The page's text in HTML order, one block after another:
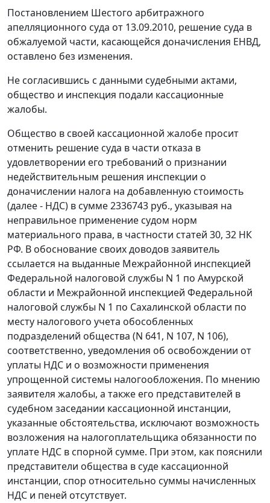
Постановлением Шестого арбитражного
апелляционного суда от 13.09.2010, решение суда в
обжалуемой части, касающейся доначисления ЕНВД,
оставлено без изменения.
Не согласившись с данными судебными актами,
общество и инспекция подали кассационные
жалобы.
Общество в своей кассационной жалобе просит
отменить решение суда в части отказа в
удовлетворении его требований о признании
недействительным решения инспекции о
доначислении налога на добавленную стоимость
(далее - НДС) в сумме 2336743 руб., указывая на
неправильное применение судом норм
материального права, в частности статей 30, 32 НК
РФ. В обоснование своих доводов заявитель
ссылается на выданные Межрайонной инспекцией
Федеральной налоговой службы N 1 по Амурской
области и Межрайонной инспекцией Федеральной
налоговой службы N 1 по Сахалинской области по
месту налогового учета обособленных
подразделений общества (N 641, N 107, N 106),
соответственно, уведомления об освобождении от
уплаты НДС и о возможности применения
упрощенной системы налогообложения. По мнению
заявителя жалобы, а также его представителей в
судебном заседании кассационной инстанции,
указанные обстоятельства, исключают возможность
возложения на налогоплательщика обязанности по
уплате НДС в спорной сумме. При этом, как пояснили
представители общества в суде кассационной
инстанции, спор относительно суммы начисленных
НДС и пеней отсутствует.